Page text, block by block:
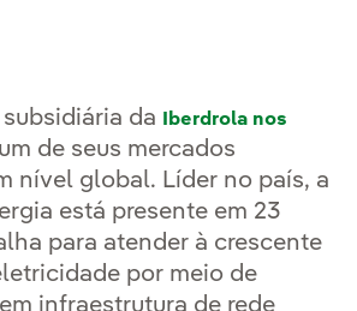
da
Iberdrola nos
de seus mercados
nível global. Líder no país, a
está presente em 23
para atender à crescente
por meio de
infraestrutura de rede